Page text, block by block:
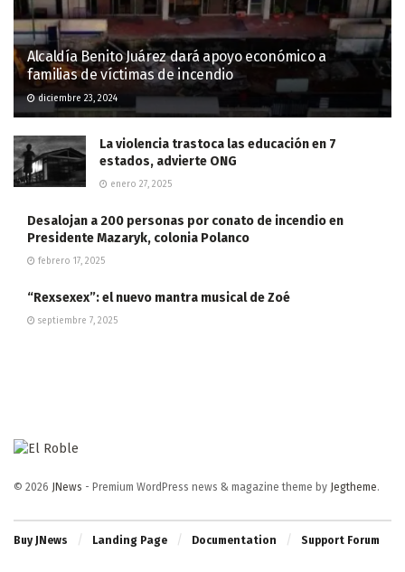
Alcaldía Benito Juárez dará apoyo económico a
familias de víctimas de incendio
diciembre 23, 2024
La violencia trastoca las educación en 7
estados, advierte ONG
enero 27, 2025
Desalojan a 200 personas por conato de incendio en
Presidente Mazaryk, colonia Polanco
febrero 17, 2025
“Rexsexex”: el nuevo mantra musical de Zoé
septiembre 7, 2025
© 2026 JNews - Premium WordPress news & magazine theme by Jegtheme.
Buy JNews Landing Page Documentation Support Forum